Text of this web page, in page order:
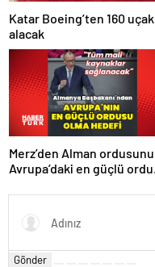
Katar Boeing’ten 160 uçak
alacak
Merz’den Alman ordusunu
Avrupa’daki en güçlü ordu
Gönder